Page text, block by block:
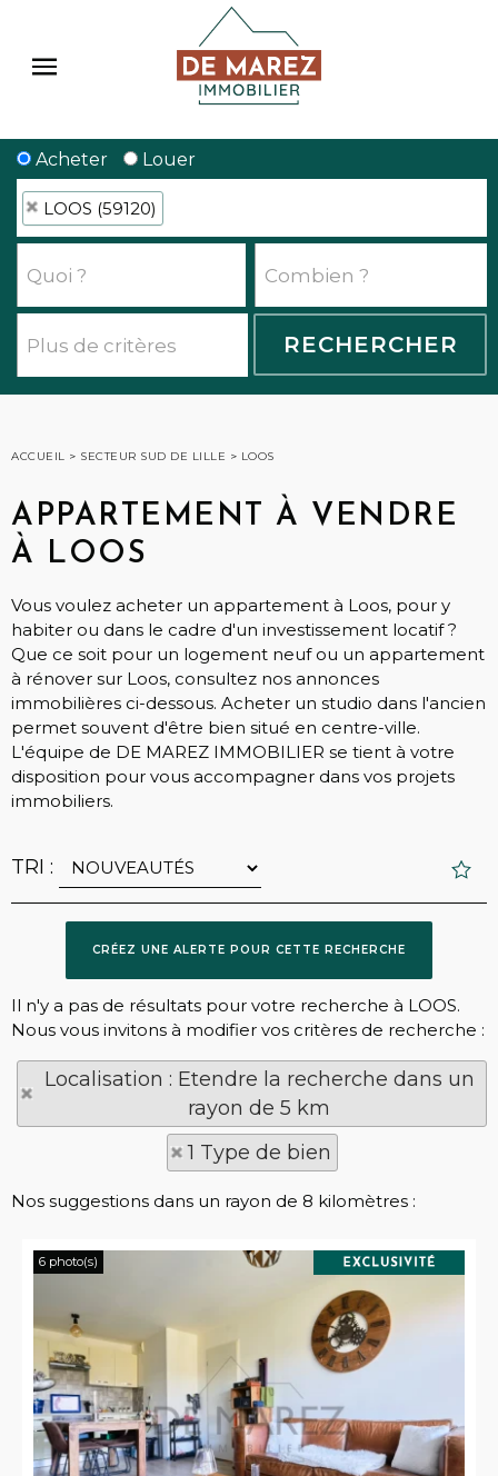
Acheter Louer
LOOS (59120)
ACCUEIL > SECTEUR SUD DE LILLE > LOOS
APPARTEMENT À VENDRE
À LOOS
Vous voulez acheter un appartement à Loos, pour y
habiter ou dans le cadre d'un investissement locatif ?
Que ce soit pour un logement neuf ou un appartement
à rénover sur Loos, consultez nos annonces
immobilières ci-dessous. Acheter un studio dans l'ancien
permet souvent d'être bien situé en centre-ville.
L'équipe de DE MAREZ IMMOBILIER se tient à votre
disposition pour vous accompagner dans vos projets
immobiliers.
TRI :
Il n'y a pas de résultats pour votre recherche à LOOS.
Nous vous invitons à modifier vos critères de recherche :
Localisation : Etendre la recherche dans un
rayon de 5 km
1 Type de bien
Nos suggestions dans un rayon de 8 kilomètres :
6 photo(s)